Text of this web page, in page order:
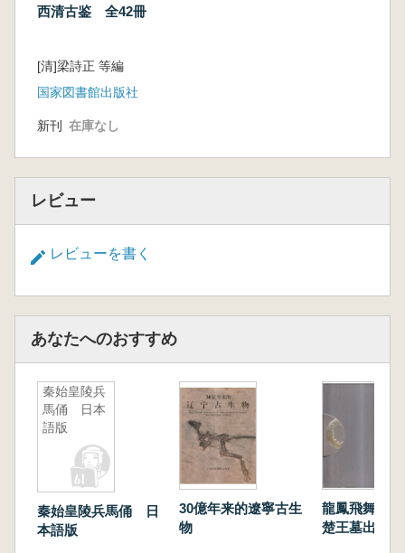
西清古鉴 全42冊
[清]梁詩正 等編
国家図書館出版社
新刊 在庫なし
レビュー
レビューを書く
あなたへのおすすめ
秦始皇陵兵
馬俑 日本
語版
秦始皇陵兵馬俑 日
本語版
30億年来的遼寧古生
物
龍鳳飛舞
楚王墓出土